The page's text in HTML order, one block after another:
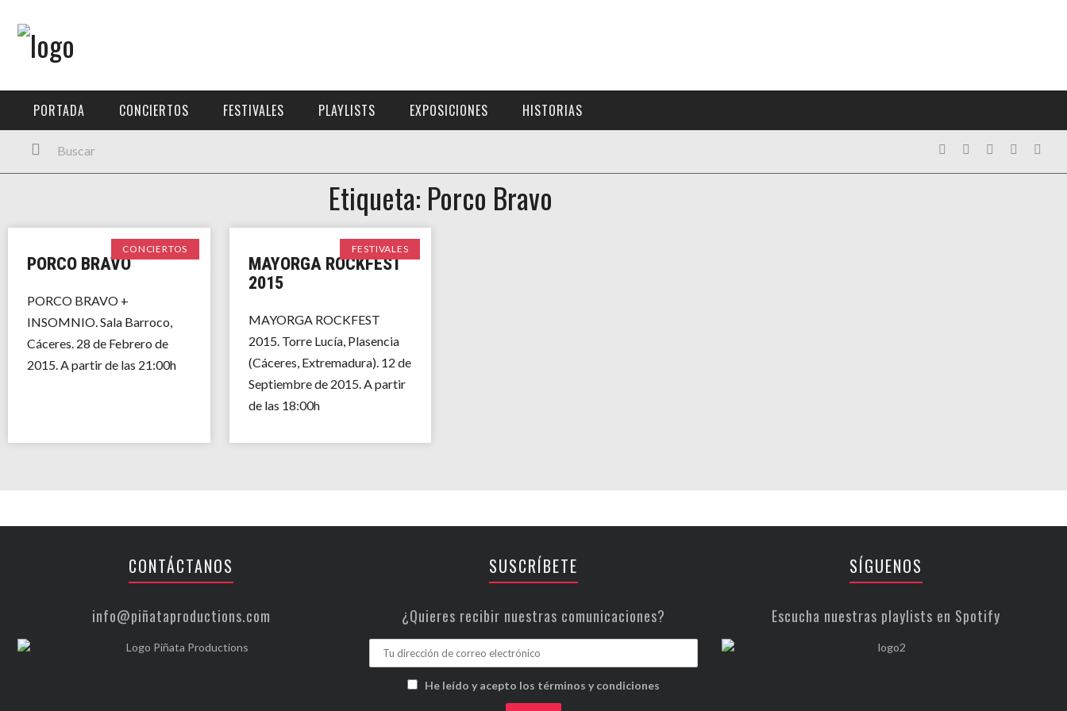
PORTADA
FESTIVALES
HISTORIAS
PORTADA CONCIERTOS FESTIVALES PLAYLISTS EXPOSICIONES HISTORIAS
Etiqueta: Porco Bravo
CONCIERTOS
PORCO BRAVO
PORCO BRAVO +
INSOMNIO. Sala Barroco,
Cáceres. 28 de Febrero de
2015. A partir de las 21:00h
FESTIVALES
MAYORGA ROCKFEST
2015
MAYORGA ROCKFEST
2015. Torre Lucía, Plasencia
(Cáceres, Extremadura). 12 de
Septiembre de 2015. A partir
de las 18:00h
CONTÁCTANOS
info@piñataproductions.com
SUSCRÍBETE
¿Quieres recibir nuestras comunicaciones?
He leído y acepto los términos y condiciones
SÍGUENOS
Escucha nuestras playlists en Spotify